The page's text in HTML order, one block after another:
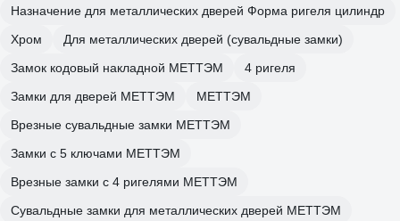
Назначение для металлических дверей Форма ригеля цилиндр
Хром
Для металлических дверей (сувальдные замки)
Замок кодовый накладной МЕТТЭМ
4 ригеля
Замки для дверей МЕТТЭМ
МЕТТЭМ
Врезные сувальдные замки МЕТТЭМ
Замки с 5 ключами МЕТТЭМ
Врезные замки с 4 ригелями МЕТТЭМ
Сувальдные замки для металлических дверей МЕТТЭМ